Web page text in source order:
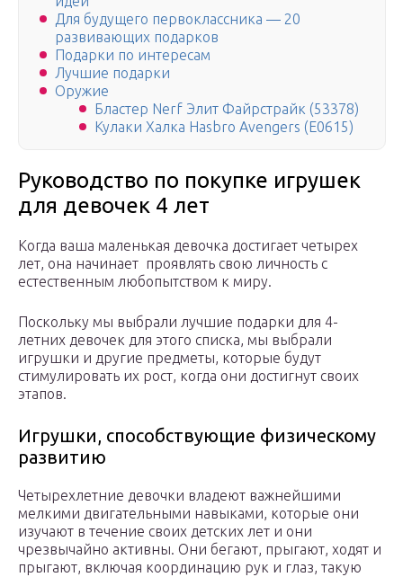
Для будущего первоклассника — 20
развивающих подарков
Подарки по интересам
Лучшие подарки
Оружие
Бластер Nerf Элит Файрстрайк (53378)
Кулаки Халка Hasbro Avengers (E0615)
Руководство по покупке игрушек
для девочек 4 лет
Когда ваша маленькая девочка достигает четырех
лет, она начинает проявлять свою личность с
естественным любопытством к миру.
Поскольку мы выбрали лучшие подарки для 4-
летних девочек для этого списка, мы выбрали
игрушки и другие предметы, которые будут
стимулировать их рост, когда они достигнут своих
этапов.
Игрушки, способствующие физическому
развитию
Четырехлетние девочки владеют важнейшими
мелкими двигательными навыками, которые они
изучают в течение своих детских лет и они
чрезвычайно активны. Они бегают, прыгают, ходят и
прыгают, включая координацию рук и глаз, такую